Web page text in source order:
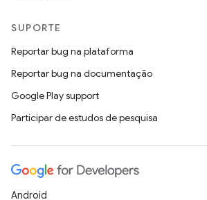
SUPORTE
Reportar bug na plataforma
Reportar bug na documentação
Google Play support
Participar de estudos de pesquisa
Android